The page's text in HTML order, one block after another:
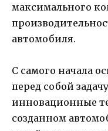
максимального
автомобиля.
С самого начала
перед собой
инновационные
созданном